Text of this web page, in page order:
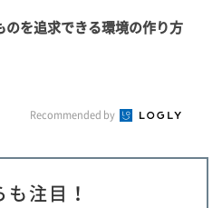
のを追求できる環境の作り方
Recommended by
も注目！